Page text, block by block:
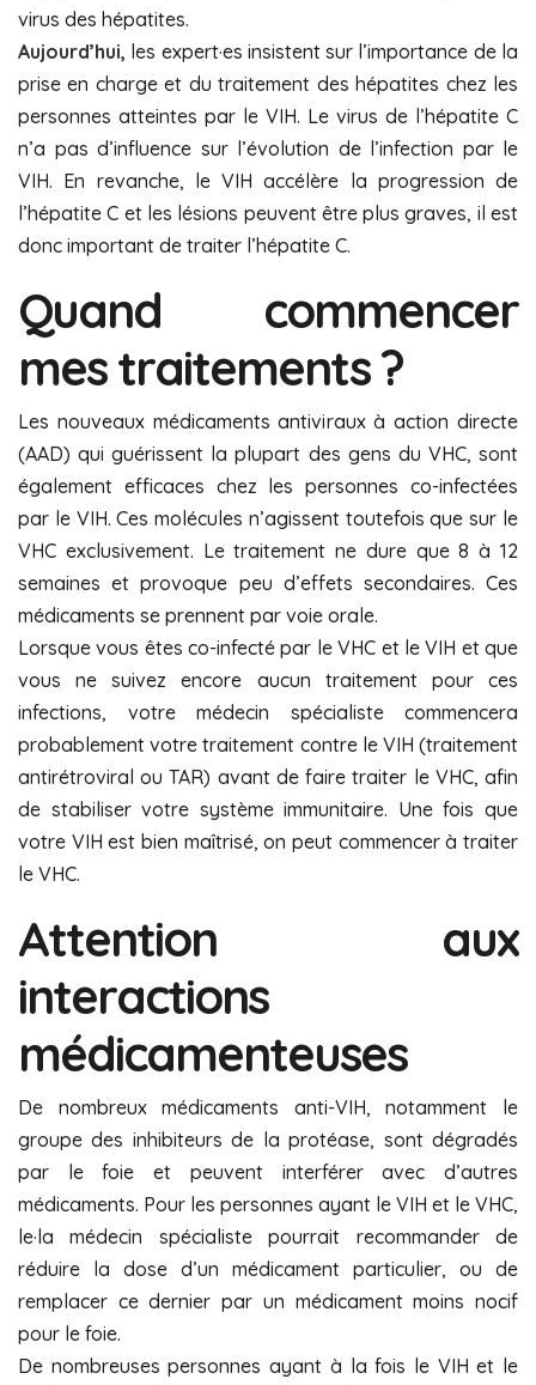
virus des hépatites.
Aujourd’hui, les expert·es insistent sur l’importance de la
prise en charge et du traitement des hépatites chez les
personnes atteintes par le VIH. Le virus de l’hépatite C
n’a pas d’influence sur l’évolution de l’infection par le
VIH. En revanche, le VIH accélère la progression de
l’hépatite C et les lésions peuvent être plus graves, il est
donc important de traiter l’hépatite C.
Quand commencer
mes traitements ?
Les nouveaux médicaments antiviraux à action directe
(AAD) qui guérissent la plupart des gens du VHC, sont
également efficaces chez les personnes co-infectées
par le VIH. Ces molécules n’agissent toutefois que sur le
VHC exclusivement. Le traitement ne dure que 8 à 12
semaines et provoque peu d’effets secondaires. Ces
médicaments se prennent par voie orale.
Lorsque vous êtes co-infecté par le VHC et le VIH et que
vous ne suivez encore aucun traitement pour ces
infections, votre médecin spécialiste commencera
probablement votre traitement contre le VIH (traitement
antirétroviral ou TAR) avant de faire traiter le VHC, afin
de stabiliser votre système immunitaire. Une fois que
votre VIH est bien maîtrisé, on peut commencer à traiter
le VHC.
Attention aux
interactions
médicamenteuses
De nombreux médicaments anti-VIH, notamment le
groupe des inhibiteurs de la protéase, sont dégradés
par le foie et peuvent interférer avec d’autres
médicaments. Pour les personnes ayant le VIH et le VHC,
le·la médecin spécialiste pourrait recommander de
réduire la dose d’un médicament particulier, ou de
remplacer ce dernier par un médicament moins nocif
pour le foie.
De nombreuses personnes ayant à la fois le VIH et le